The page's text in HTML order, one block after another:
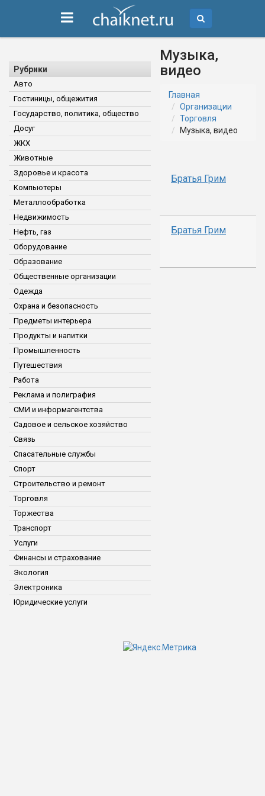
Рубрики
Авто
Гостиницы, общежития
Государство, политика, общество
Досуг
ЖКХ
Животные
Здоровье и красота
Компьютеры
Металлообработка
Недвижимость
Нефть, газ
Оборудование
Образование
Общественные организации
Одежда
Охрана и безопасность
Предметы интерьера
Продукты и напитки
Промышленность
Путешествия
Работа
Реклама и полиграфия
СМИ и информагентства
Садовое и сельское хозяйство
Связь
Спасательные службы
Спорт
Строительство и ремонт
Торговля
Торжества
Транспорт
Услуги
Финансы и страхование
Экология
Электроника
Юридические услуги
Музыка,
видео
Главная
Организации
Торговля
Музыка, видео
Братья Грим
Братья Грим